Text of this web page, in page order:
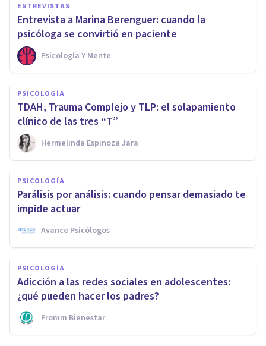
ENTREVISTAS
Entrevista a Marina Berenguer: cuando la
psicóloga se convirtió en paciente
Psicología Y Mente
PSICOLOGÍA
TDAH, Trauma Complejo y TLP: el solapamiento
clínico de las tres “T”
Hermelinda Espinoza Jara
PSICOLOGÍA
Parálisis por análisis: cuando pensar demasiado te
impide actuar
Avance Psicólogos
PSICOLOGÍA
Adicción a las redes sociales en adolescentes:
¿qué pueden hacer los padres?
Fromm Bienestar